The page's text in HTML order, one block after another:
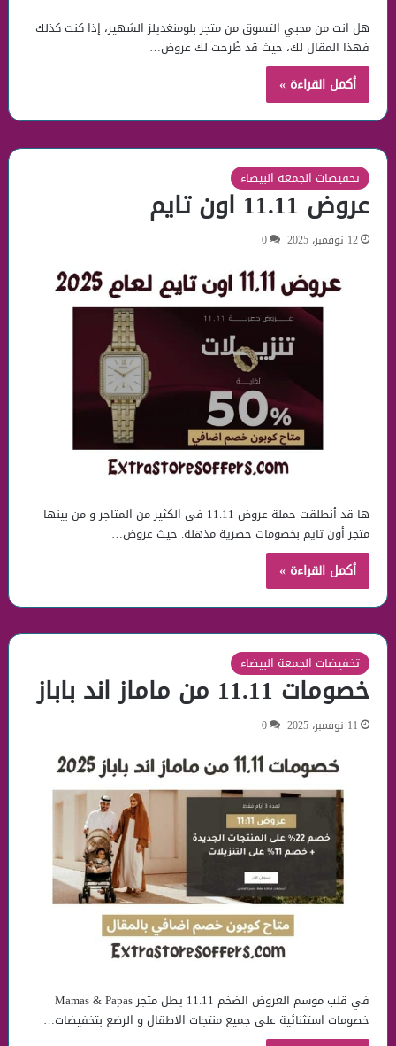
هل انت من محبي التسوق من متجر بلومنغديلز الشهير، إذا كنت كذلك
فهذا المقال لك، حيث قد طُرحت لك عروض…
أكمل القراءة »
تخفيضات الجمعة البيضاء
عروض 11.11 اون تايم
12 نوفمبر، 2025 0
ها قد أنطلقت حملة عروض 11.11 في الكثير من المتاجر و من بينها
متجر أون تايم بخصومات حصرية مذهلة. حيث عروض…
أكمل القراءة »
تخفيضات الجمعة البيضاء
خصومات 11.11 من ماماز اند باباز
11 نوفمبر، 2025 0
في قلب موسم العروض الضخم 11.11 يطل متجر Mamas & Papas
خصومات استثنائية على جميع منتجات الاطقال و الرضع بتخفيضات…